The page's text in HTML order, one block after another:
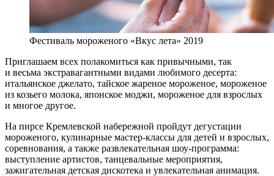
Фестиваль мороженого «Вкус лета» 2019
Приглашаем всех полакомиться как привычными, так
и весьма экстравагантными видами любимого десерта:
итальянское джелато, тайское жареное мороженое, мороженое
из козьего молока, японское моджи, мороженое для взрослых
и многое другое.
На пирсе Кремлевской набережной пройдут дегустации
мороженого, кулинарные мастер-классы для детей и взрослых,
соревнования, а также развлекательная шоу-программа:
выступление артистов, танцевальные мероприятия,
зажигательная детская дискотека и увлекательная анимация.